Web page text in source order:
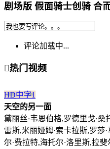
剧场版 假面骑士创骑 合
评论加载中...
热门视频
HD中字1
天空的另一面
黛丽丝·韦恩伯格,罗德里戈·桑
雷斯,米丽娅姆·索卡拉斯,罗莎
尔·费拉特,海托尔·洛里斯,拉